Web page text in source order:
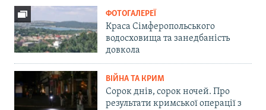
ФОТОГАЛЕРЕЇ
Краса Сімферопольського
водосховища та занедбаність
довкола
ВІЙНА ТА КРИМ
Сорок днів, сорок ночей. Про
результати кримської операції з